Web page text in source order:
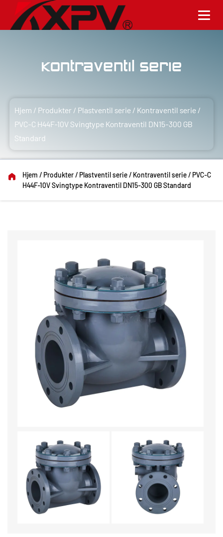
Kontraventil serie
Hjem / Produkter / Plastventil serie / Kontraventil serie /
PVC-C H44F-10V Svingtype Kontraventil DN15-300 GB
Standard
Hjem / Produkter/ Plastventil serie/ Kontraventil serie/ PVC-C
H44F-10V Svingtype Kontraventil DN15-300 GB Standard